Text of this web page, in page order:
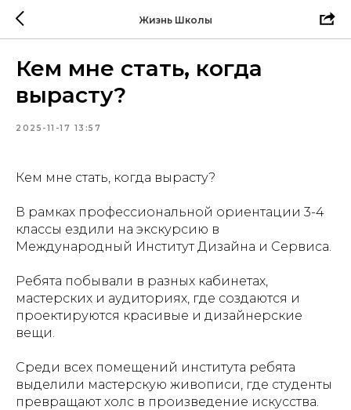
Жизнь Школы
Кем мне стать, когда
вырасту?
2025-11-17 13:57
Кем мне стать, когда вырасту?
В рамках профессиональной ориентации 3-4
классы ездили на экскурсию в
Международный Институт Дизайна и Сервиса.
Ребята побывали в разных кабинетах,
мастерских и аудиториях, где создаются и
проектируются красивые и дизайнерские
вещи.
Среди всех помещений института ребята
выделили мастерскую живописи, где студенты
превращают холс в произведение искусства.